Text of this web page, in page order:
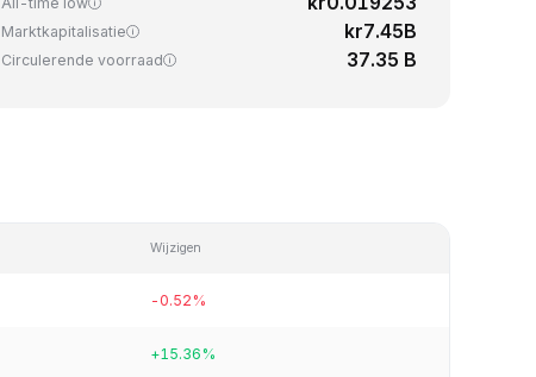
Marktkapitalisatie kr7.45B
Circulerende voorraad 37.35 B
Wijzigen
-0.52%
+15.36%